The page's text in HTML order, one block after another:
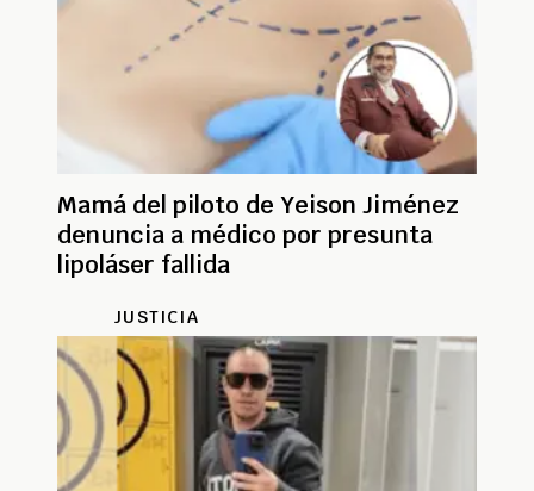
Mamá del piloto de Yeison Jiménez
denuncia a médico por presunta
lipoláser fallida
JUSTICIA